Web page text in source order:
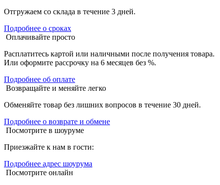
Отгружаем со склада в течение 3 дней.
Подробнее о сроках
Оплачивайте просто
Расплатитесь картой или наличными после получения товара.
Или оформите рассрочку на 6 месяцев без %.
Подробнее об оплате
Возвращайте и меняйте легко
Обменяйте товар без лишних вопросов в течение 30 дней.
Подробнее о возврате и обмене
Посмотрите в шоуруме
Приезжайте к нам в гости:
Подробнее адрес шоурума
Посмотрите онлайн